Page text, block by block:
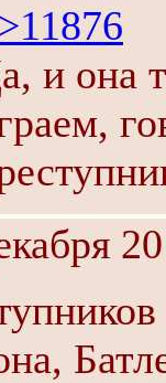
и она